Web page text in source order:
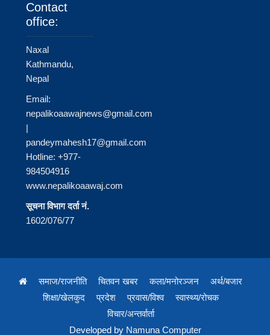
Contact
office:
Naxal
Kathmandu,
Nepal
Email:
nepalikoaawajnews@gmail.com
|
pandeymahesh17@gmail.com
Hotline: +977-
984504916
www.nepalikoaawaj.com
सूचना विभाग दर्ता नं.
1602/076/77
समाज/राजनीति चितवन खबर कला/मनोरञ्जन
अर्थ/बजार
शिक्षा/खेलकुद
प्रदेश प्रवास/विश्व
स्वास्थ्य/रोचक
विचार/अन्तर्वार्ता
Developed by Namuna Computer